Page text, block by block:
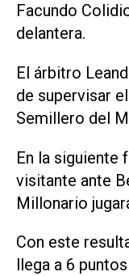
Facundo
delantera.
El árbitro
de supervisar
Semillero del
En la siguiente
visitante ante
Millonario
Con este
llega a 6